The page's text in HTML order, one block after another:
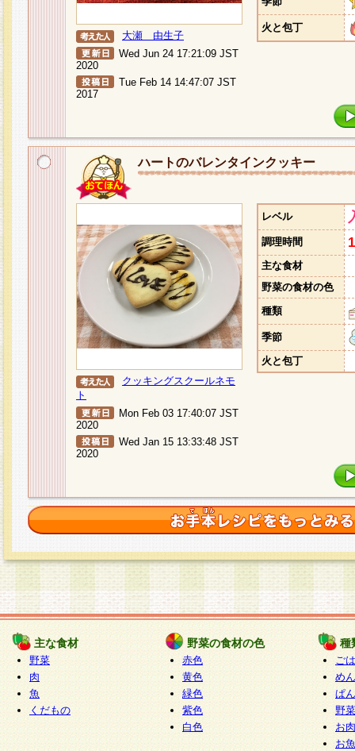
大瀬 由生子
Wed Jun 24 17:21:09 JST
2020
Tue Feb 14 14:47:07 JST
2017
火と包丁
ハートのバレンタインクッキー
クッキングスクールネモ
ト
Mon Feb 03 17:40:07 JST
2020
Wed Jan 15 13:33:48 JST
2020
レベル
調理時間
主な食材
野菜の食材の色
種類
季節
火と包丁
主な食材
野菜
肉
魚
くだもの
野菜の食材の色
赤色
黄色
緑色
紫色
白色
種
ご
めん
ぱん
野
お
お